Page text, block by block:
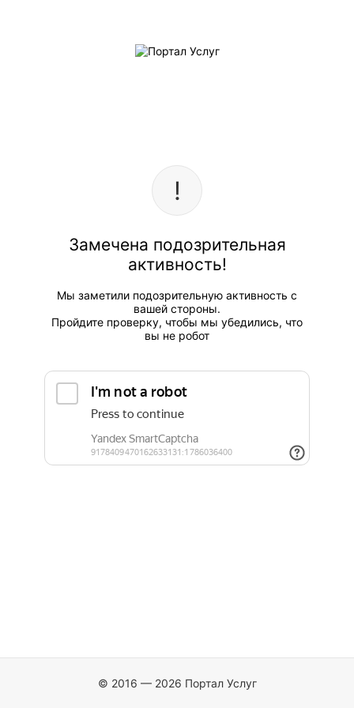
Замечена подозрительная
активность!
Мы заметили подозрительную активность с
вашей стороны.
Пройдите проверку, чтобы мы убедились, что
вы не робот
© 2016 — 2026 Портал Услуг